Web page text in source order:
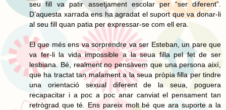
seu fill va patir assetjament escolar per “ser diferent”.
D’aquesta xarrada ens ha agradat el suport que va donar-li
al seu fill quan patia per expressar-se com ell era.
El que més ens va sorprendre va ser Esteban, un pare que
va fer-li la vida impossible a la seua filla pel fet de ser
lesbiana. Bé, realment no pensàvem que una persona així,
que ha tractat tan malament a la seua pròpia filla per tindre
una orientació sexual diferent de la seua, poguera
recapacitar i a poc a poc anar canviat el pensament tan
retrògrad que té. Ens pareix molt bé que ara suporte a la